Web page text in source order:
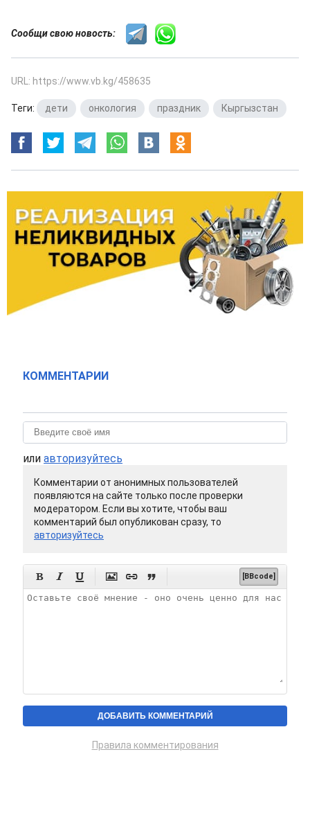
Сообщи свою новость:
URL: https://www.vb.kg/458635
Теги: дети онкология праздник Кыргызстан
КОММЕНТАРИИ
или авторизуйтесь
Комментарии от анонимных пользователей
появляются на сайте только после проверки
модератором. Если вы хотите, чтобы ваш
комментарий был опубликован сразу, то
авторизуйтесь
      [BBcode]
Правила комментирования